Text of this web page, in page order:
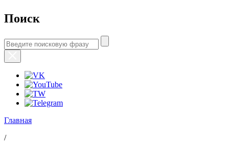
Поиск
Главная
/